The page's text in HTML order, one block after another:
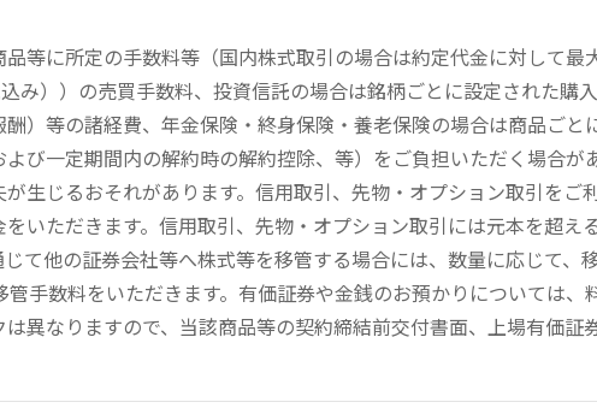
等に所定の手数料等（国内株式取引の場合は約定代金に対して最
み））の売買手数料、投資信託の場合は銘柄ごとに設定された購
）等の諸経費、年金保険・終身保険・養老保険の場合は商品ごと
び一定期間内の解約時の解約控除、等）をご負担いただく場合が
生じるおそれがあります。信用取引、先物・オプション取引をご
いただきます。信用取引、先物・オプション取引には元本を超え
て他の証券会社等へ株式等を移管する場合には、数量に応じて、
手数料をいただきます。有価証券や金銭のお預かりについては、
異なりますので、当該商品等の契約締結前交付書面、上場有価証